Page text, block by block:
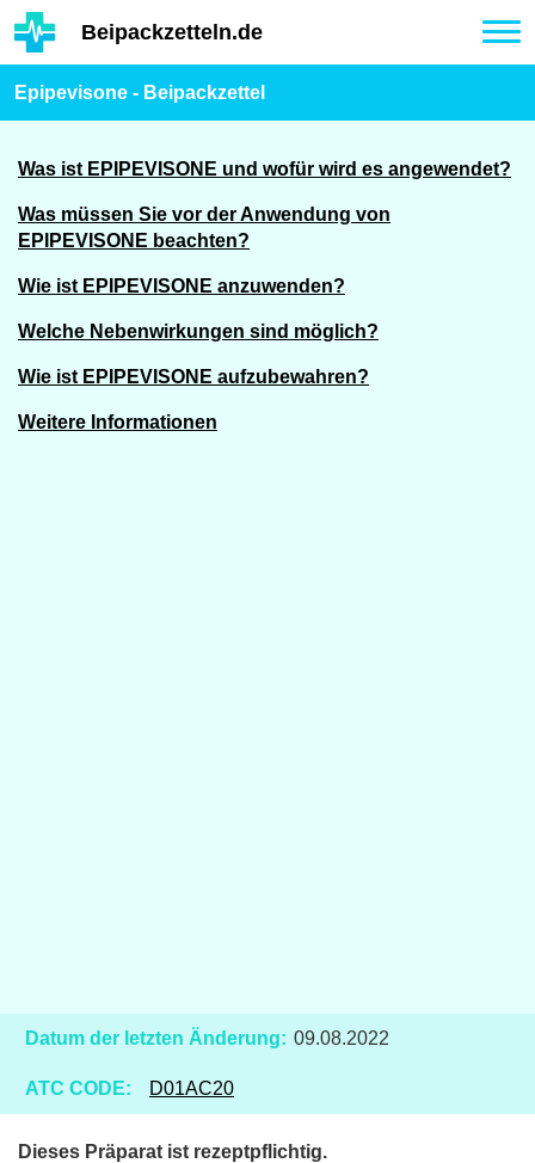
Hauptinhalt
Beipackzetteln.de
Epipevisone - Beipackzettel
Was ist EPIPEVISONE und wofür wird es angewendet?
Was müssen Sie vor der Anwendung von
EPIPEVISONE beachten?
Wie ist EPIPEVISONE anzuwenden?
Welche Nebenwirkungen sind möglich?
Wie ist EPIPEVISONE aufzubewahren?
Weitere Informationen
Datum der letzten Änderung: 09.08.2022
ATC CODE: D01AC20
Dieses Präparat ist rezeptpflichtig.